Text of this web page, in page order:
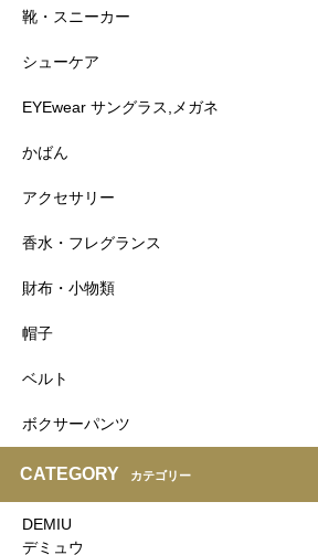
靴・スニーカー
シューケア
EYEwear サングラス,メガネ
かばん
アクセサリー
香水・フレグランス
財布・小物類
帽子
ベルト
ボクサーパンツ
CATEGORY カテゴリー
DEMIU
デミュウ